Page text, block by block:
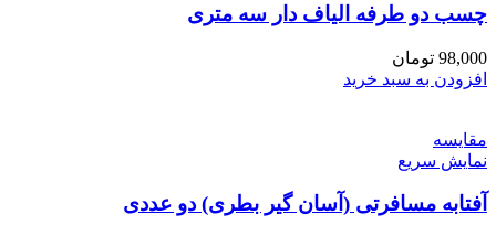
چسب دو طرفه الیاف دار سه متری
98,000 تومان
افزودن به سبد خرید
مقايسه
نمایش سریع
آفتابه مسافرتی (آسان گیر بطری) دو عددی